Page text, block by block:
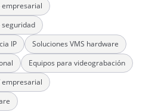
IP
Soluciones VMS hardware
Equipos para videograbación
empresarial